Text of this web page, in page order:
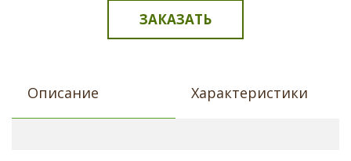
ЗАКАЗАТЬ
Описание Характеристики